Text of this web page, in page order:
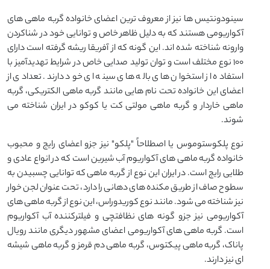
سینودونتیس ها نیز از معروف ترین اعضای خانواده گربه ماهی های
آکواریومی هستند که به دلیل ظاهر خاص و توانایی خود در شناکردن
وارونه شناخته شده اند. این گونه که از آفریقا ریشه گرفته است دارای
۱۰۰ نوع مختلف است و توان تولید صدایی خاص در شرایط تهدیدآمیز با
استفاده از استخوان های باله های سینه ای خود دارند. تعدادی از
اعضای این خانواده تحت نام هایی مانند گربه ماهی الکتریکی، گربه
ماهی خاردار و گربه ماهی مولتی کت یا کوکو در ایران شناخته می
شوند.
نوع پلکوستوموس یا اصطلاحاً "پلکو" نیز جزو اعضای رایج و محبوب
خانواده گربه ماهی های آکواریوم آب شیرین است که در انواع عادی و
طلایی رایج است. در ایران این نوع از گربه ماهی که توانایی چسبیدن به
سطوح صاف از طریق مکنده های دهانی را دارد، تحت عنوان لجن خوار
نیز شناخته می شود. مانند نوع کوریدوراس، این نوع از گربه ماهی های
آکواریومی نیز جزو گونه های نظافتچی و فیلترکننده آب آکواریوم
است. گربه ماهی های آکواریومی اعضای مشهور دیگری مانند رویال
پاناک، گربه ماهی پیکتوس، گربه ماهی دم قرمز و گربه ماهی شیشه
ای نیز دارند.